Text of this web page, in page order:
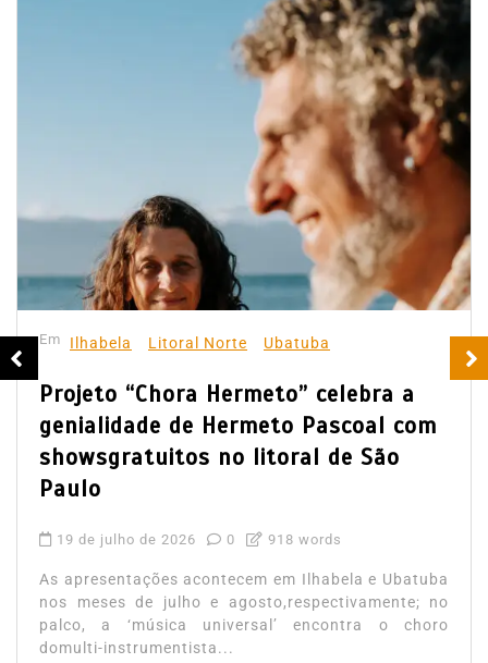
Em Ilhabela Litoral Norte Ubatuba
Projeto “Chora Hermeto” celebra a
genialidade de Hermeto Pascoal com
showsgratuitos no litoral de São
Paulo
19 de julho de 2026 0 918 words
As apresentações acontecem em Ilhabela e Ubatuba
nos meses de julho e agosto,respectivamente; no
palco, a ‘música universal’ encontra o choro
domulti-instrumentista...